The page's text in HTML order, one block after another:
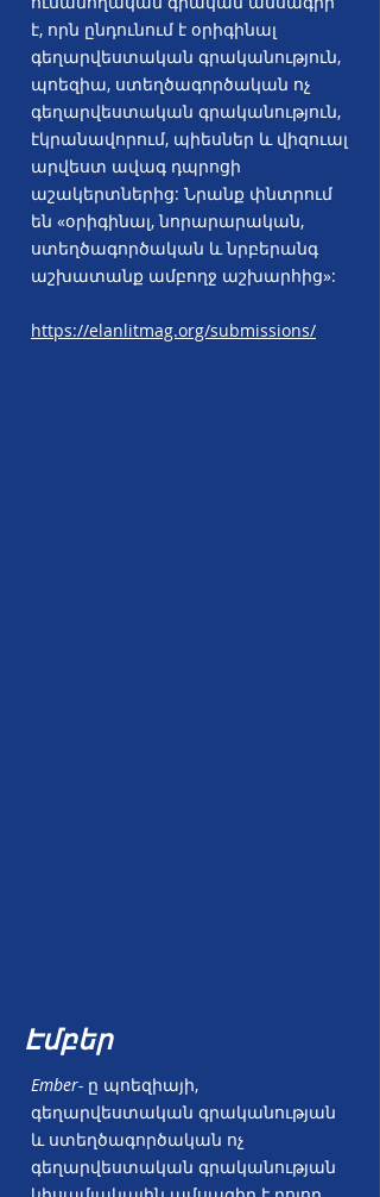
է, որն ընդունում է օրիգինալ
գեղարվեստական գրականություն,
պոեզիա, ստեղծագործական ոչ
գեղարվեստական գրականություն,
էկրանավորում, պիեսներ և վիզուալ
արվեստ ավագ դպրոցի
աշակերտներից: Նրանք փնտրում
են «օրիգինալ, նորարարական,
ստեղծագործական և նրբերանգ
աշխատանք ամբողջ աշխարհից»:
https://elanlitmag.org/submissions/
Էմբեր
Ember- ը պոեզիայի,
գեղարվեստական գրականության
և ստեղծագործական ոչ
գեղարվեստական գրականության